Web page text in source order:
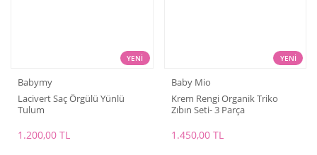
YENİ
Babymy
Lacivert Saç Örgülü Yünlü
Tulum
1.200,00 TL
YENİ
Baby Mio
Krem Rengi Organik Triko
Zıbın Seti- 3 Parça
1.450,00 TL